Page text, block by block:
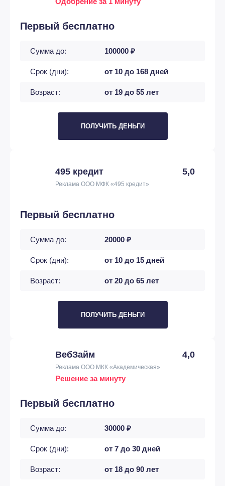
Первый бесплатно
Сумма до: 100000 ₽
Срок (дни): от 10 до 168 дней
Возраст: от 19 до 55 лет
ПОЛУЧИТЬ ДЕНЬГИ
495 кредит 5,0
Реклама ООО МФК «495 кредит»
Первый бесплатно
Сумма до: 20000 ₽
Срок (дни): от 10 до 15 дней
Возраст: от 20 до 65 лет
ПОЛУЧИТЬ ДЕНЬГИ
ВебЗайм 4,0
Реклама ООО МКК «Академическая»
Решение за минуту
Первый бесплатно
Сумма до: 30000 ₽
Срок (дни): от 7 до 30 дней
Возраст: от 18 до 90 лет